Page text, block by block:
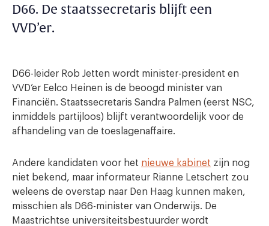
D66. De staatssecretaris blijft een
VVD’er.
D66-leider Rob Jetten wordt minister-president en
VVD’er Eelco Heinen is de beoogd minister van
Financiën. Staatssecretaris Sandra Palmen (eerst NSC,
inmiddels partijloos) blijft verantwoordelijk voor de
afhandeling van de toeslagenaffaire.
Andere kandidaten voor het nieuwe kabinet zijn nog
niet bekend, maar informateur Rianne Letschert zou
weleens de overstap naar Den Haag kunnen maken,
misschien als D66-minister van Onderwijs. De
Maastrichtse universiteitsbestuurder wordt